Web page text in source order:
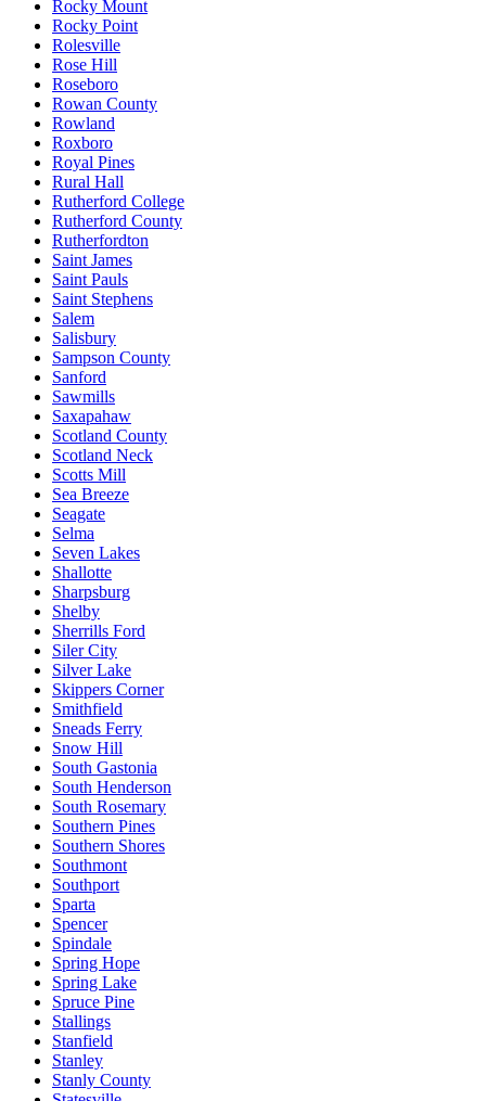
Rocky Mount
Rocky Point
Rolesville
Rose Hill
Roseboro
Rowan County
Rowland
Roxboro
Royal Pines
Rural Hall
Rutherford College
Rutherford County
Rutherfordton
Saint James
Saint Pauls
Saint Stephens
Salem
Salisbury
Sampson County
Sanford
Sawmills
Saxapahaw
Scotland County
Scotland Neck
Scotts Mill
Sea Breeze
Seagate
Selma
Seven Lakes
Shallotte
Sharpsburg
Shelby
Sherrills Ford
Siler City
Silver Lake
Skippers Corner
Smithfield
Sneads Ferry
Snow Hill
South Gastonia
South Henderson
South Rosemary
Southern Pines
Southern Shores
Southmont
Southport
Sparta
Spencer
Spindale
Spring Hope
Spring Lake
Spruce Pine
Stallings
Stanfield
Stanley
Stanly County